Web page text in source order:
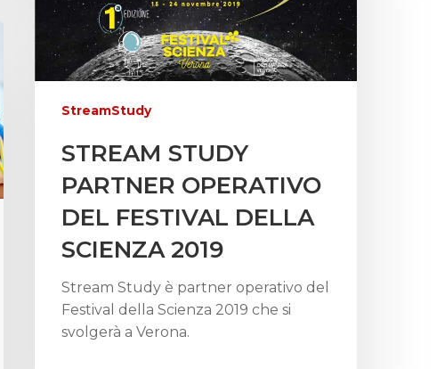
StreamStudy
STREAM STUDY
PARTNER OPERATIVO
DEL FESTIVAL DELLA
SCIENZA 2019
Stream Study è partner operativo del
Festival della Scienza 2019 che si
svolgerà a Verona.